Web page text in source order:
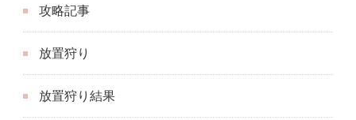
攻略記事
放置狩り
放置狩り結果